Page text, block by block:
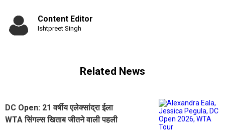
Content Editor
Ishtpreet Singh
Related News
DC Open: 21 वर्षीय एलेक्सांद्रा ईला
WTA सिंगल्स खिताब जीतने वाली पहली